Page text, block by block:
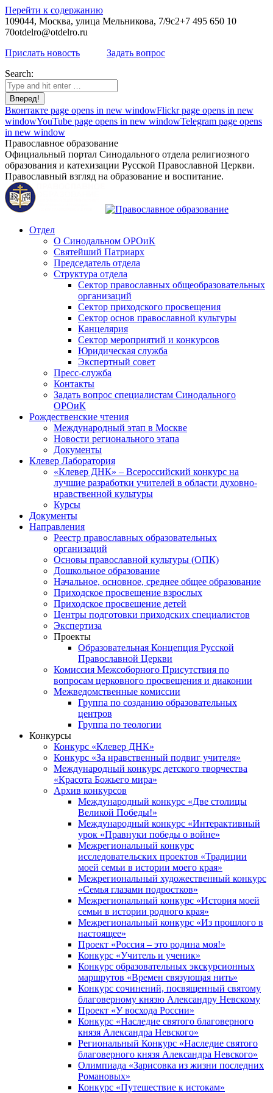
Перейти к содержанию
109044, Москва, улица Мельникова, 7/9с2+7 495 650 10
70otdelro@otdelro.ru
Прислать новость
Задать вопрос
Search:
Вконтакте page opens in new windowFlickr page opens in new
windowYouTube page opens in new windowTelegram page opens
in new window
Православное образование
Официальный портал Синодального отдела религиозного
образования и катехизации Русской Православной Церкви.
Православный взгляд на образование и воспитание.
Отдел
О Синодальном ОРОиК
Святейший Патриарх
Председатель отдела
Структура отдела
Сектор православных общеобразовательных
организаций
Сектор приходского просвещения
Сектор основ православной культуры
Канцелярия
Сектор мероприятий и конкурсов
Юридическая служба
Экспертный совет
Пресс-служба
Контакты
Задать вопрос специалистам Синодального
ОРОиК
Рождественские чтения
Международный этап в Москве
Новости регионального этапа
Документы
Клевер Лаборатория
«Клевер ДНК» – Всероссийский конкурс на
лучшие разработки учителей в области духовно-
нравственной культуры
Курсы
Документы
Направления
Реестр православных образовательных
организаций
Основы православной культуры (ОПК)
Дошкольное образование
Начальное, основное, среднее общее образование
Приходское просвещение взрослых
Приходское просвещение детей
Центры подготовки приходских специалистов
Экспертиза
Проекты
Образовательная Концепция Русской
Православной Церкви
Комиссия Межсоборного Присутствия по
вопросам церковного просвещения и диаконии
Межведомственные комиссии
Группа по созданию образовательных
центров
Группа по теологии
Конкурсы
Конкурс «Клевер ДНК»
Конкурс «За нравственный подвиг учителя»
Международный конкурс детского творчества
«Красота Божьего мира»
Архив конкурсов
Международный конкурс «Две столицы
Великой Победы!»
Международный конкурс «Интерактивный
урок «Правнуки победы о войне»
Межрегиональный конкурс
исследовательских проектов «Традиции
моей семьи в истории моего края»
Межрегиональный художественный конкурс
«Семья глазами подростков»
Межрегиональный конкурс «История моей
семьи в истории родного края»
Межрегиональный конкурс «Из прошлого в
настоящее»
Проект «Россия – это родина моя!»
Конкурс «Учитель и ученик»
Конкурс образовательных экскурсионных
маршрутов «Времен связующая нить»
Конкурс сочинений, посвященный святому
благоверному князю Александру Невскому
Проект «У восхода России»
Конкурс «Наследие святого благоверного
князя Александра Невского»
Региональный Конкурс «Наследие святого
благоверного князя Александра Невского»
Олимпиада «Зарисовка из жизни последних
Романовых»
Конкурс «Путешествие к истокам»